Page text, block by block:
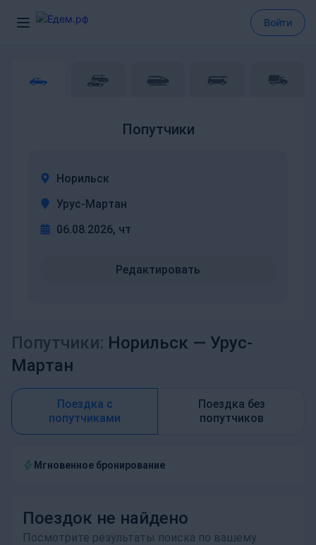
Войти
Попутчики
Норильск
Урус-Мартан
06.08.2026, чт
Редактировать
Попутчики: Норильск — Урус-
Мартан
Поездка с
попутчиками
Поездка без
попутчиков
Мгновенное бронирование
Поездок не найдено
Посмотрите результаты поиска по вашему